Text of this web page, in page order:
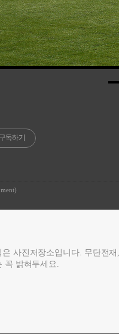
구독하기
사진저장소입니다. 무단전
꼭 밝혀두세요.